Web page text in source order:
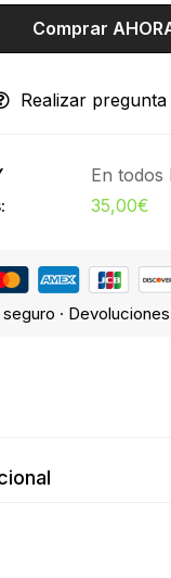
Comprar
Realizar pregunta
En todos
35,00€
·